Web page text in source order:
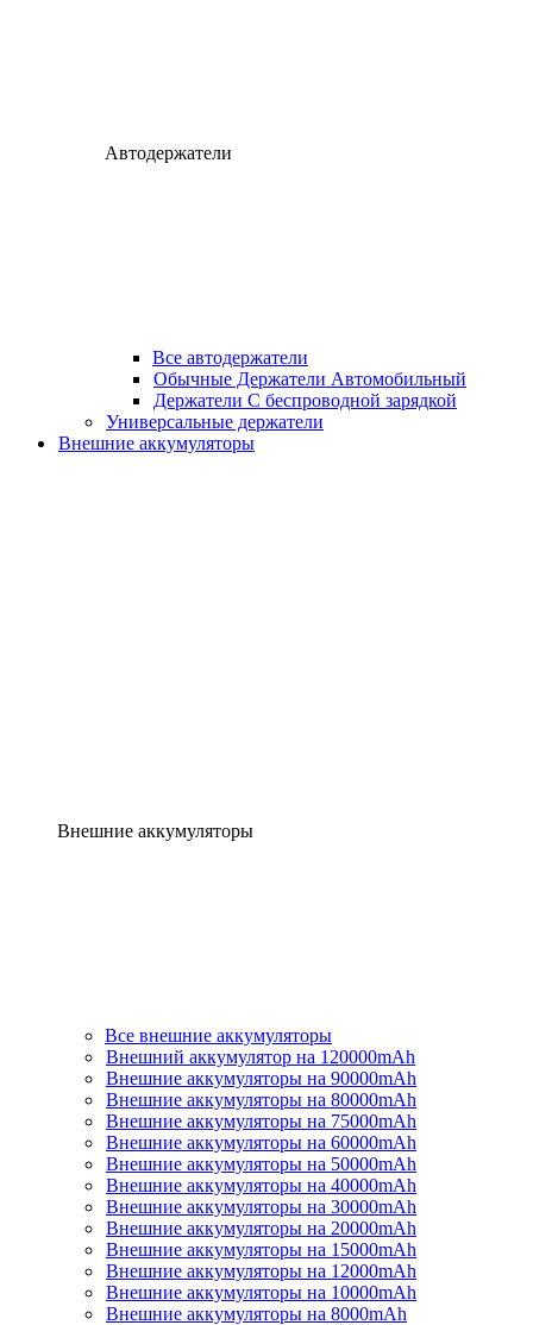
Автодержатели
Все автодержатели
Обычные Держатели Автомобильный
Держатели С беспроводной зарядкой
Универсальные держатели
Внешние аккумуляторы
Внешние аккумуляторы
Все внешние аккумуляторы
Внешний аккумулятор на 120000mAh
Внешние аккумуляторы на 90000mAh
Внешние аккумуляторы на 80000mAh
Внешние аккумуляторы на 75000mAh
Внешние аккумуляторы на 60000mAh
Внешние аккумуляторы на 50000mAh
Внешние аккумуляторы на 40000mAh
Внешние аккумуляторы на 30000mAh
Внешние аккумуляторы на 20000mAh
Внешние аккумуляторы на 15000mAh
Внешние аккумуляторы на 12000mAh
Внешние аккумуляторы на 10000mAh
Внешние аккумуляторы на 8000mAh